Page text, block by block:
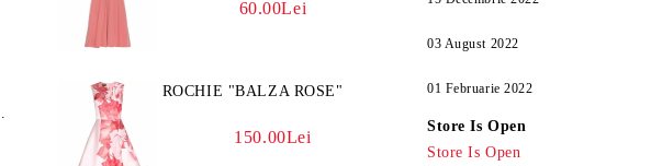
60.00Lei
ROCHIE "BALZA ROSE"
150.00Lei
03 August 2022
01 Februarie 2022
Store Is Open
Store Is Open